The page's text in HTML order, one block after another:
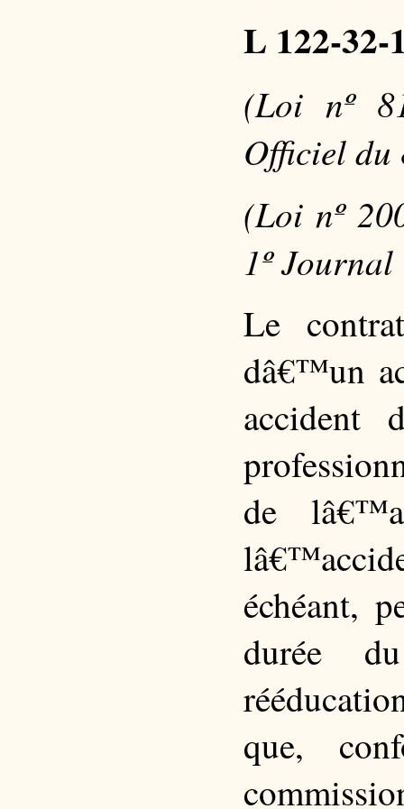
L 122-32-
(Loi nº
Officiel
(Loi nº
1º
Le
dâ€™un
accident
de
échéant,
durée
que,